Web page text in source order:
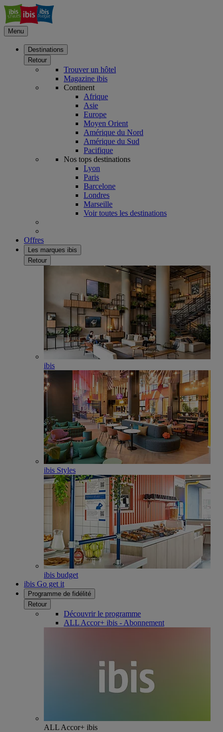
Menu
Destinations
Retour
Trouver un hôtel
Magazine ibis
Continent
Afrique
Asie
Europe
Moyen Orient
Amérique du Nord
Amérique du Sud
Pacifique
Nos tops destinations
Lyon
Paris
Barcelone
Londres
Marseille
Voir toutes les destinations
Offres
Les marques ibis
Retour
ibis
ibis Styles
ibis budget
ibis Go get it
Programme de fidélité
Retour
Découvrir le programme
ALL Accor+ ibis - Abonnement
ALL Accor+ ibis